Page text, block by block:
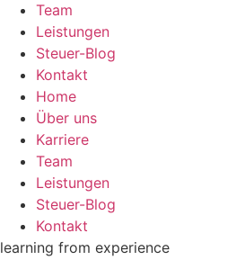
Team
Leistungen
Steuer-Blog
Kontakt
Home
Über uns
Karriere
Team
Leistungen
Steuer-Blog
Kontakt
learning from experience